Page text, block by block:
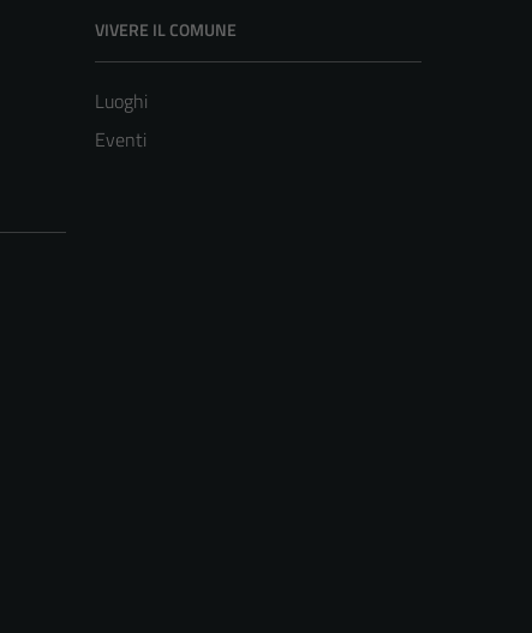
VIVERE IL COMUNE
Luoghi
Eventi